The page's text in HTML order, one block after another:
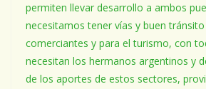
permiten llevar desarrollo a ambos
necesitamos tener vías y buen
comerciantes y para el turismo, con
necesitan los hermanos argentinos y
de los aportes de estos sectores,